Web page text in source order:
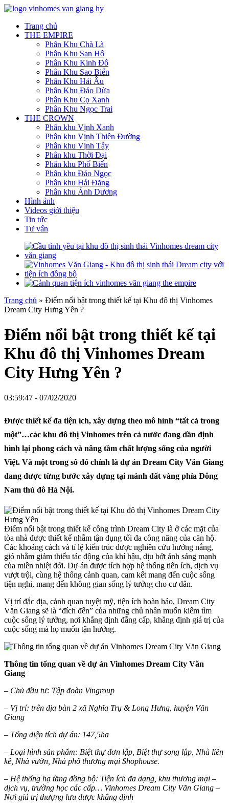
Trang chủ
THE EMPIRE
Phân Khu Chà Là
Phân Khu San Hô
Phân Khu Kinh Đô
Phân Khu Sao Biển
Phân Khu Hải Âu
Phân Khu Đảo Dừa
Phân Khu Cọ Xanh
Phân Khu Ngọc Trai
THE CROWN
Phân khu Vịnh Xanh
Phân khu Vịnh Thiên Đường
Phân khu Vịnh Tây
Phân khu Thời Đại
Phân khu Phố Biển
Phân khu Đảo Ngọc
Phân khu Hải Đăng
Phân khu Ánh Dương
Hình ảnh
Videos giới thiệu
Tin tức
Tư vấn
Trang chủ » Điểm nổi bật trong thiết kế tại Khu đô thị Vinhomes
Dream City Hưng Yên ?
Điểm nổi bật trong thiết kế tại
Khu đô thị Vinhomes Dream
City Hưng Yên ?
03:59:47 - 07/02/2020
Được thiết kế đa tiện ích, xây dựng theo mô hình “tất cả trong
một”…các khu đô thị Vinhomes trên cả nước đang dần định
hình lại phong cách và nâng tầm chất lượng sống của người
Việt. Và một trong số đó chính là dự án Dream City Văn Giang
đang được từng bước xây dựng tại mảnh đất vàng phía Đông
Nam thủ đô Hà Nội.
Điểm nổi bật trong thiết kế công trình Dream City là ở các mặt của
tòa nhà được thiết kế nhằm tận dụng tối đa công năng của căn hộ.
Các khoảng cách và tỉ lệ kiến trúc được nghiên cứu hướng nắng,
gió nhằm giảm thiểu tác động của khí hậu, dịu bớt ánh sáng mạnh
của miền nhiệt đới. Dự án được tích hợp hệ thống tiên ích, dịch vụ
vượt trội, cùng hệ thống cảnh quan, cam kết mang đến cuộc sống
tiện nghi, mang đến không gian sống lý tưởng cho cư dân.
Vị trí đắc địa, cảnh quan tuyệt mỹ, tiện ích hoàn hảo, Dream City
Văn Giang sẽ là “đích đến” của những chủ nhân muốn kiếm tìm
cuộc sống lý tưởng, nơi khẳng định đẳng cấp, khẳng định giá trị của
cuộc sống mà họ muốn tận hưởng.
Thông tin tổng quan về dự án Vinhomes Dream City Văn
Giang
– Chủ đầu tư: Tập đoàn Vingroup
– Vị trí: trên địa bàn 2 xã Nghĩa Trụ & Long Hưng, huyện Văn
Giang
– Tổng diện tích dự án: 147,5ha
– Loại hình sản phẩm: Biệt thự đơn lập, Biệt thự song lập, Nhà liền
kề, Nhà vườn, Nhà phố thương mại Shophouse.
– Hệ thống hạ tầng đồng bộ: Tiện ích đa dạng, khu thương mại –
dịch vụ, trường học các cấp… Vinhomes Dream City Văn Giang –
Nơi giá trị thượng lưu được khẳng định